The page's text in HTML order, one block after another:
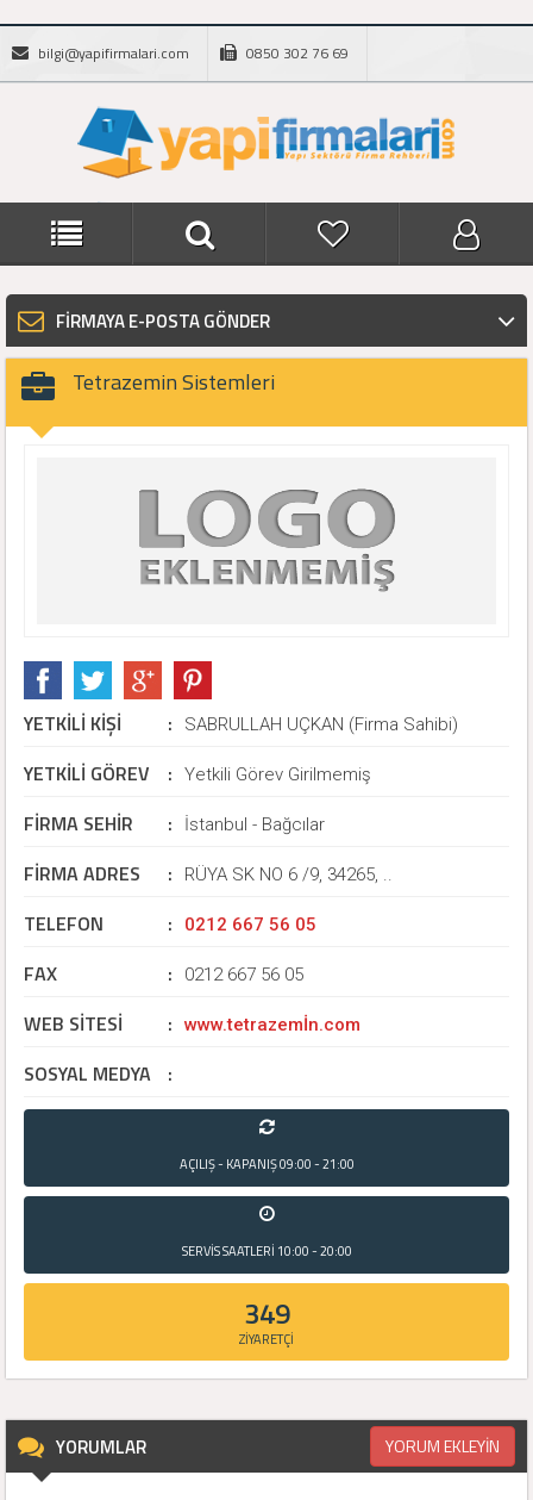
bilgi@yapifirmalari.com 0850 302 76 69
FİRMAYA E-POSTA GÖNDER
Tetrazemin Sistemleri
YETKİLİ KİŞİ : SABRULLAH UÇKAN (Firma Sahibi)
YETKİLİ GÖREV : Yetkili Görev Girilmemiş
FİRMA SEHİR : İstanbul - Bağcılar
FİRMA ADRES : RÜYA SK NO 6 /9, 34265, ..
TELEFON : 0212 667 56 05
FAX : 0212 667 56 05
WEB SİTESİ : www.tetrazemİn.com
SOSYAL MEDYA :
AÇILIŞ - KAPANIŞ09:00 - 21:00
SERVİS SAATLERİ 10:00 - 20:00
349
ZİYARETÇİ
YORUMLAR YORUM EKLEYİN